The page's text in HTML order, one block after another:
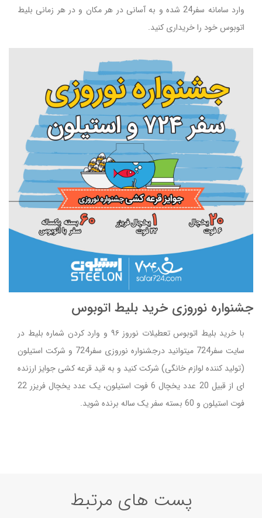
وارد سامانه سفر24 شده و به آسانی در هر مکان و در هر زمانی بلیط
اتوبوس خود را خریداری کنید.
جشنواره نوروزی خرید بلیط اتوبوس
با خرید بلیط اتوبوس تعطیلات نوروز ۹۶ و وارد کردن شماره بلیط در
سایت سفر724 میتوانید درجشنواره نوروزی سفر724 و شرکت استیلون
(تولید کننده لوازم خانگی) شرکت کنید و به قید قرعه کشی جوایز ارزنده
ای از قبیل 20 عدد یخچال 6 فوت استیلون، یک عدد یخچال فریزر 22
فوت استیلون و 60 بسته سفر یک ساله برنده شوید.
پست های مرتبط